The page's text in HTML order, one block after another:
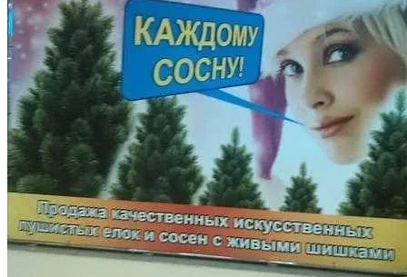
ЛИНИЙ
РЕКЛАМНЫЕ ЩИТЫ НА
ЭСКАЛАТОРАХ
НЕСВЕТОВЫЕ
РЕКЛАМНЫЕ ЩИТЫ В
МЕТРО
СВЕТОВЫЕ ЩИТЫ
В ВЕСТИБЮЛЯХ МЕТРО
СТИКЕРЫ НА
ТУРНИКЕТАХ
CТИКЕРЫ НА ДВЕРЯХ
ВЕСТИБЮЛЕЙ
CТИКЕРЫ НА ВИТРАЖАХ
ДВЕРЕЙ
ЗВУКОВАЯ РЕКЛАМА В
МЕТРО
ИНФОРМАЦИОННЫЕ